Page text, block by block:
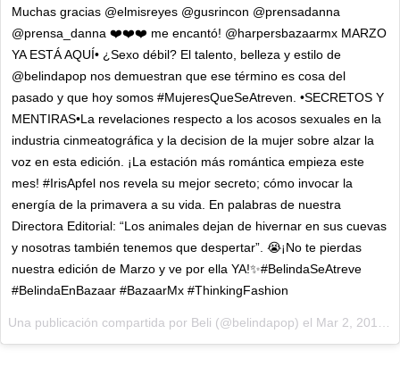
Muchas gracias @elmisreyes @gusrincon @prensadanna
@prensa_danna ❤️❤️❤️ me encantó! @harpersbazaarmx MARZO
YA ESTÁ AQUÍ• ¿Sexo débil? El talento, belleza y estilo de
@belindapop nos demuestran que ese término es cosa del
pasado y que hoy somos #MujeresQueSeAtreven. •SECRETOS Y
MENTIRAS•La revelaciones respecto a los acosos sexuales en la
industria cinmeatográfica y la decision de la mujer sobre alzar la
voz en esta edición. ¡La estación más romántica empieza este
mes! #IrisApfel nos revela su mejor secreto; cómo invocar la
energía de la primavera a su vida. En palabras de nuestra
Directora Editorial: “Los animales dejan de hivernar en sus cuevas
y nosotras también tenemos que despertar”. 😭¡No te pierdas
nuestra edición de Marzo y ve por ella YA!✨#BelindaSeAtreve
#BelindaEnBazaar #BazaarMx #ThinkingFashion
Una publicación compartida por Beli (@belindapop) el Mar 2, 2018 at 8:14 PST